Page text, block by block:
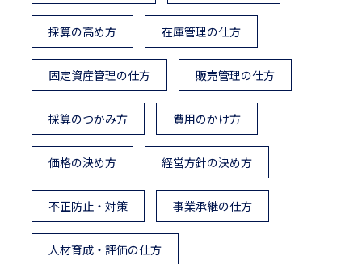
採算の高め方 在庫管理の仕方
固定資産管理の仕方 販売管理の仕方
採算のつかみ方 費用のかけ方
価格の決め方 経営方針の決め方
不正防止・対策 事業承継の仕方
人材育成・評価の仕方